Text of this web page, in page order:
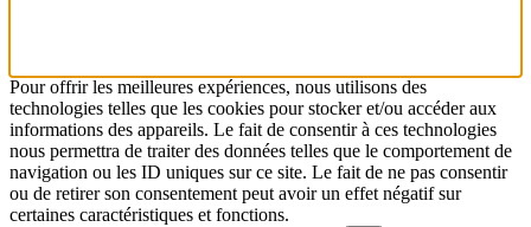
Pour offrir les meilleures expériences, nous utilisons des
technologies telles que les cookies pour stocker et/ou accéder aux
informations des appareils. Le fait de consentir à ces technologies
nous permettra de traiter des données telles que le comportement de
navigation ou les ID uniques sur ce site. Le fait de ne pas consentir
ou de retirer son consentement peut avoir un effet négatif sur
certaines caractéristiques et fonctions.